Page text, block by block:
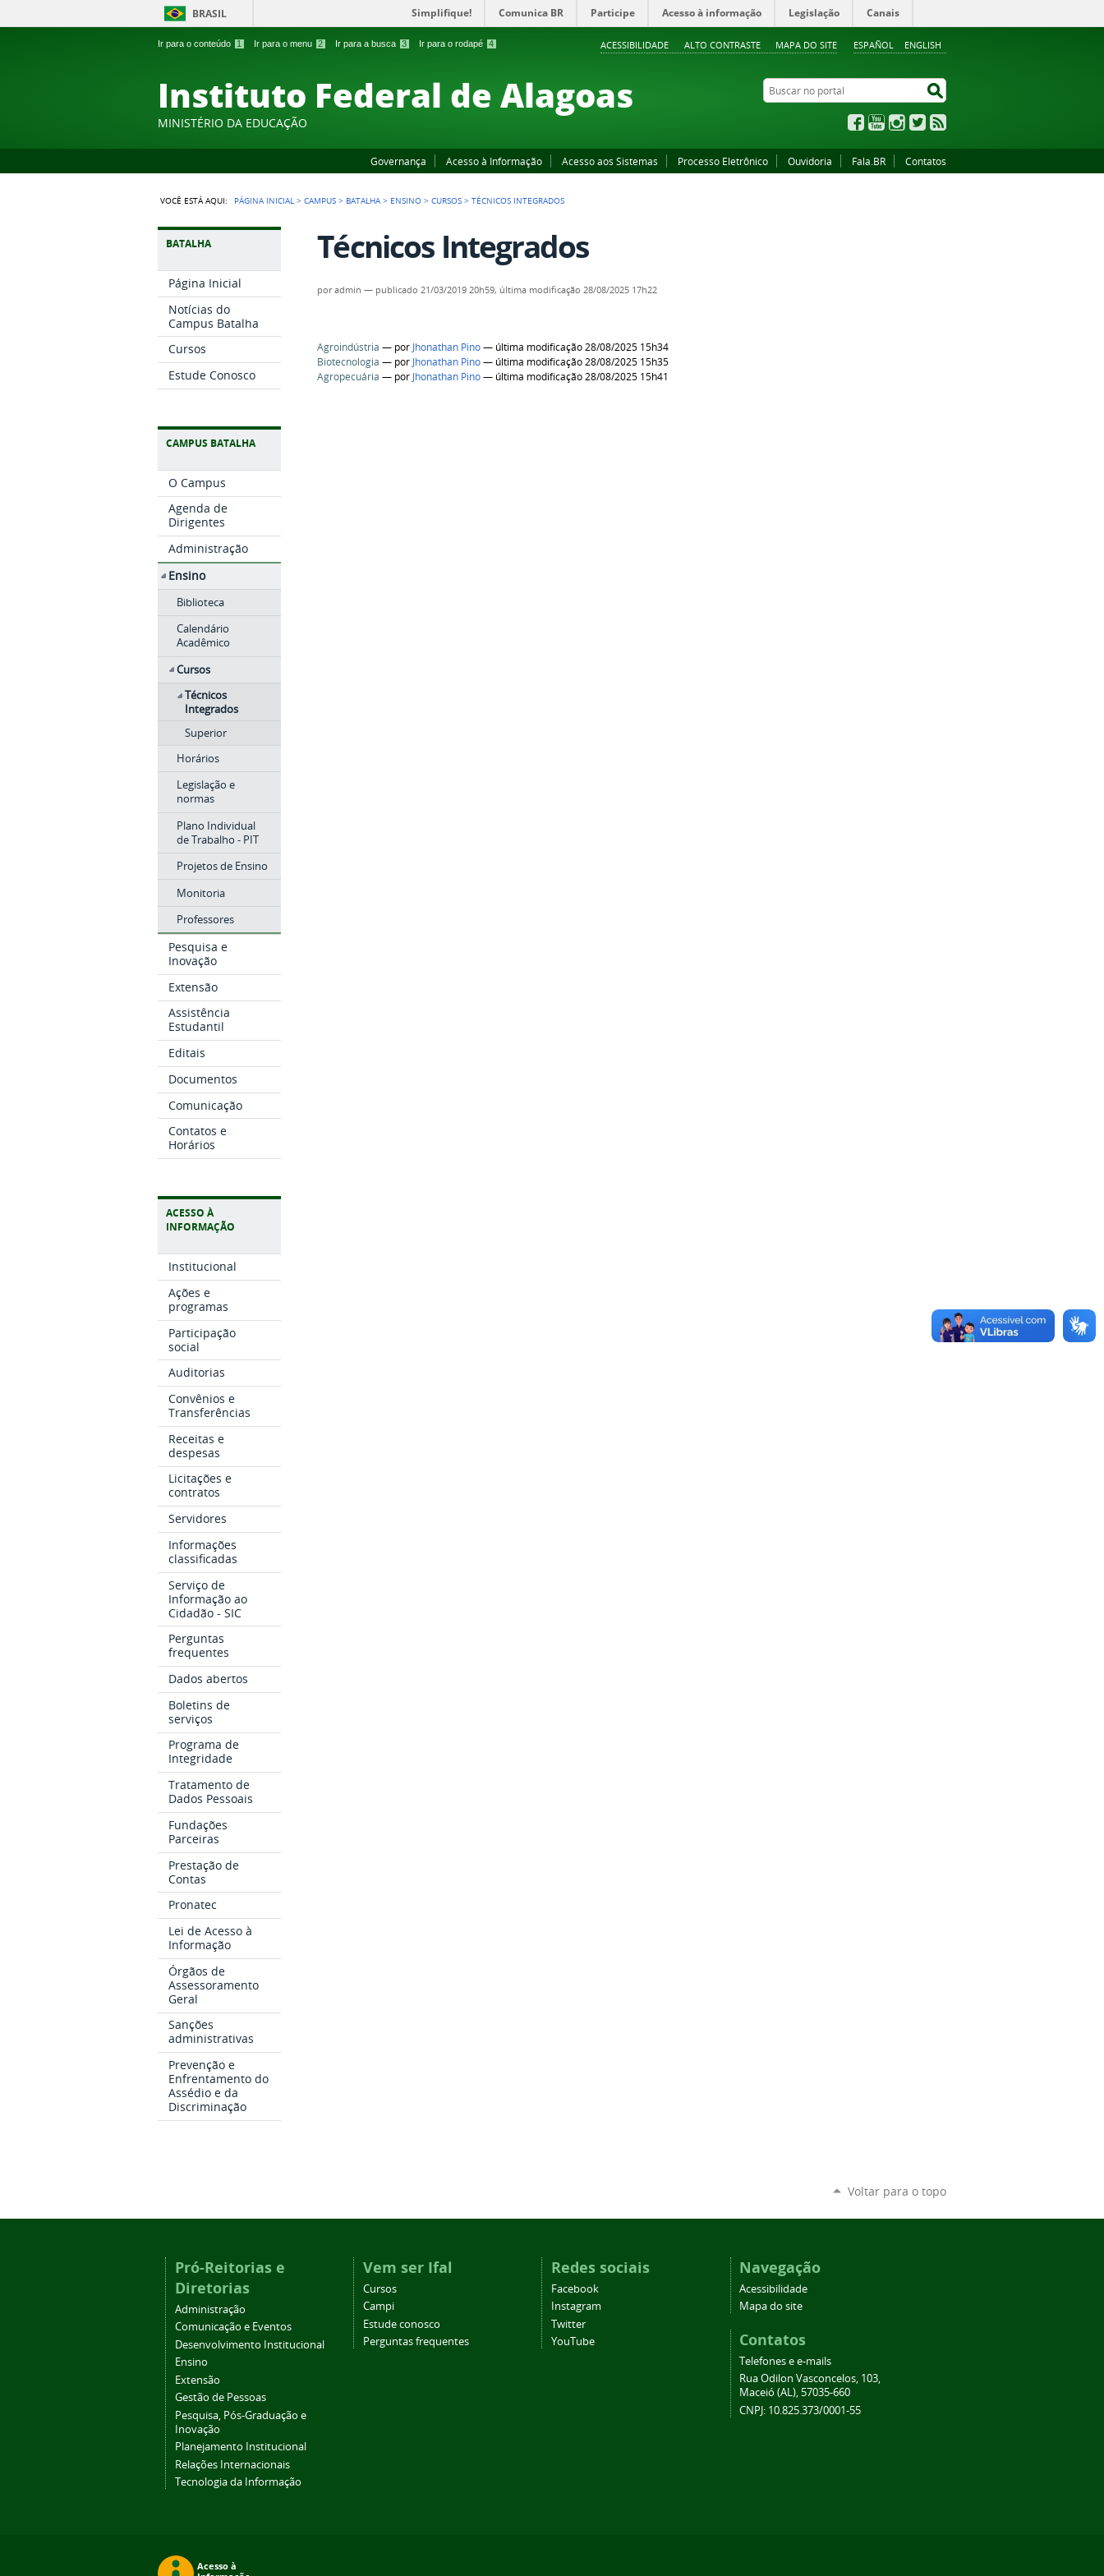
Ir para o conteúdo 1 Ir para o menu 2 Ir para a busca 3 Ir para o rodapé 4 ESPAÑOL ENGLISH
ACESSIBILIDADE ALTO CONTRASTE MAPA DO SITE
BRASIL Simplifique! Comunica BR Participe Acesso à informação Legislação Canais
Instituto Federal de Alagoas
MINISTÉRIO DA EDUCAÇÃO
Buscar no portal
FacebookYouTubeInstagram
Twitter
Governança Acesso à Informação Acesso aos Sistemas Processo Eletrônico Ouvidoria Fala.BR Contatos
VOCÊ ESTÁ AQUI: PÁGINA INICIAL >CAMPUS > BATALHA > ENSINO >CURSOS >TÉCNICOS INTEGRADOS
BATALHA
Página Inicial
Notícias do
Campus Batalha
Cursos
Estude Conosco
CAMPUS BATALHA
O Campus
Agenda de
Dirigentes
Administração
Ensino
Biblioteca
Calendário
Acadêmico
Cursos
Técnicos
Integrados
Superior
Horários
Legislação e
normas
Plano Individual
de Trabalho - PIT
Projetos de Ensino
Monitoria
Professores
Pesquisa e
Inovação
Extensão
Assistência
Estudantil
Editais
Documentos
Comunicação
Contatos e
Horários
ACESSO À
INFORMAÇÃO
Institucional
Ações e
programas
Participação
social
Auditorias
Convênios e
Transferências
Receitas e
despesas
Licitações e
contratos
Servidores
Informações
classificadas
Serviço de
Informação ao
Cidadão - SIC
Perguntas
frequentes
Dados abertos
Boletins de
serviços
Programa de
Integridade
Tratamento de
Dados Pessoais
Fundações
Parceiras
Prestação de
Contas
Pronatec
Lei de Acesso à
Informação
Órgãos de
Assessoramento
Geral
Sanções
administrativas
Prevenção e
Enfrentamento do
Assédio e da
Discriminação
Técnicos Integrados
poradmin — publicado 21/03/2019 20h59, última modificação 28/08/2025 17h22
Agroindústria — por Jhonathan Pino— última modificação 28/08/2025 15h34
Biotecnologia — por Jhonathan Pino— última modificação 28/08/2025 15h35
Agropecuária — por Jhonathan Pino— última modificação 28/08/2025 15h41
Voltar para o topo
Pró-Reitorias e
Diretorias
Administração
Comunicação e Eventos
Desenvolvimento Institucional
Ensino
Extensão
Gestão de Pessoas
Pesquisa, Pós-Graduação e
Inovação
Planejamento Institucional
Relações Internacionais
Tecnologia da Informação
Vem ser Ifal
Cursos
Campi
Estude conosco
Perguntas frequentes
Redes sociais
Facebook
Instagram
Twitter
YouTube
Navegação
Acessibilidade
Mapa do site
Contatos
Telefones e e-mails
Rua Odilon Vasconcelos, 103,
Maceió (AL), 57035-660
CNPJ: 10.825.373/0001-55